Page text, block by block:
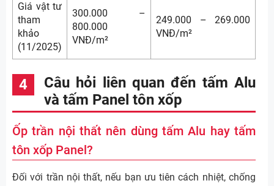
Giá vật tư
tham
khảo
(11/2025)
300.000 –
800.000
VNĐ/m²
249.000 – 269.000
VNĐ/m²
Câu hỏi liên quan đến tấm Alu
và tấm Panel tôn xốp
Ốp trần nội thất nên dùng tấm Alu hay tấm
tôn xốp Panel?
Đối với trần nội thất, nếu bạn ưu tiên cách nhiệt, chống